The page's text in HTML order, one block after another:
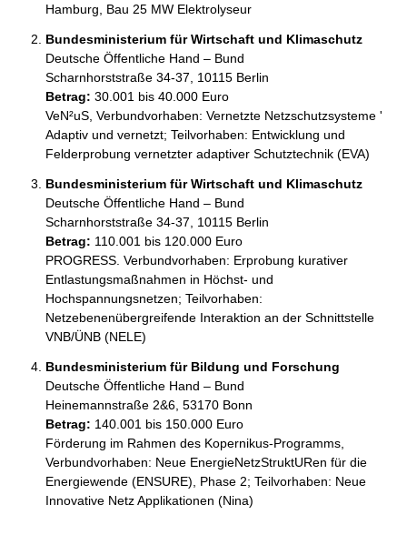
Hamburg, Bau 25 MW Elektrolyseur
Bundesministerium für Wirtschaft und Klimaschutz
Deutsche Öffentliche Hand – Bund
Scharnhorststraße 34-37, 10115 Berlin
Betrag: 30.001 bis 40.000 Euro
VeN²uS, Verbundvorhaben: Vernetzte Netzschutzsysteme '
Adaptiv und vernetzt; Teilvorhaben: Entwicklung und
Felderprobung vernetzter adaptiver Schutztechnik (EVA)
Bundesministerium für Wirtschaft und Klimaschutz
Deutsche Öffentliche Hand – Bund
Scharnhorststraße 34-37, 10115 Berlin
Betrag: 110.001 bis 120.000 Euro
PROGRESS. Verbundvorhaben: Erprobung kurativer
Entlastungsmaßnahmen in Höchst- und
Hochspannungsnetzen; Teilvorhaben:
Netzebenenübergreifende Interaktion an der Schnittstelle
VNB/ÜNB (NELE)
Bundesministerium für Bildung und Forschung
Deutsche Öffentliche Hand – Bund
Heinemannstraße 2&6, 53170 Bonn
Betrag: 140.001 bis 150.000 Euro
Förderung im Rahmen des Kopernikus-Programms,
Verbundvorhaben: Neue EnergieNetzStruktURen für die
Energiewende (ENSURE), Phase 2; Teilvorhaben: Neue
Innovative Netz Applikationen (Nina)